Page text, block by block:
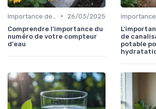
•
26/03/2025
Comprendre l'importance du
numéro de votre compteur
d'eau
de
potable